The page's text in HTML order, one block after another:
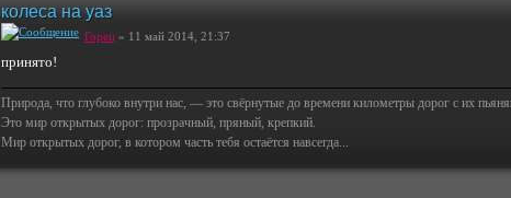
колеса на уаз
Горец » 11 май 2014, 21:37
принято!
Природа, что глубоко внутри нас, — это свёрнутые до времени километры дорог с их
Это мир открытых дорог: прозрачный, пряный, крепкий.
Мир открытых дорог, в котором часть тебя остаётся навсегда...